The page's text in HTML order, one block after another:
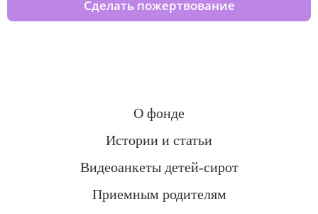
Сделать пожертвование
О фонде
Истории и статьи
Видеоанкеты детей-сирот
Приемным родителям